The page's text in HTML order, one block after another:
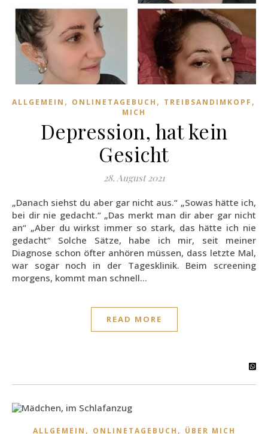
ALLGEMEIN , ONLINETAGEBUCH , TREIBSANDIMKOPF ,
MICH
Depression, hat kein
Gesicht
28. August 2021
„Danach siehst du aber gar nicht aus.“ „Sowas hätte ich,
bei dir nie gedacht.“ „Das merkt man dir aber gar nicht
an“ „Aber du wirkst immer so stark, das hätte ich nie
gedacht“ Solche Sätze, habe ich mir, seit meiner
Diagnose schon öfter anhören müssen, dass letzte Mal,
war sogar noch in der Tagesklinik. Beim screening
morgens, kommt man schnell…
READ MORE
ALLGEMEIN , ONLINETAGEBUCH , ÜBER MICH